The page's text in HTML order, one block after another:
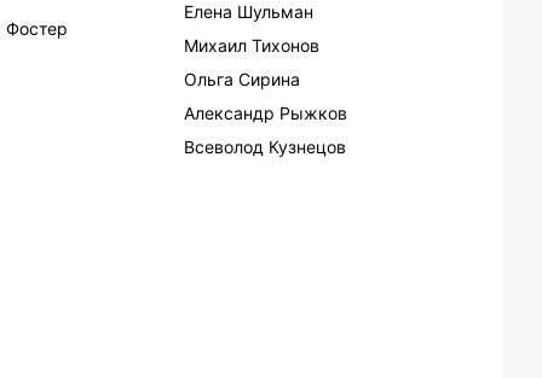
Фостер
Елена Шульман
Михаил Тихонов
Ольга Сирина
Александр Рыжков
Всеволод Кузнецов